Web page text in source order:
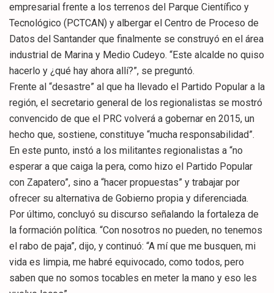
empresarial frente a los terrenos del Parque Científico y
Tecnológico (PCTCAN) y albergar el Centro de Proceso de
Datos del Santander que finalmente se construyó en el área
industrial de Marina y Medio Cudeyo. “Este alcalde no quiso
hacerlo y ¿qué hay ahora allí?”, se preguntó.
Frente al “desastre” al que ha llevado el Partido Popular a la
región, el secretario general de los regionalistas se mostró
convencido de que el PRC volverá a gobernar en 2015, un
hecho que, sostiene, constituye “mucha responsabilidad”.
En este punto, instó a los militantes regionalistas a “no
esperar a que caiga la pera, como hizo el Partido Popular
con Zapatero”, sino a “hacer propuestas” y trabajar por
ofrecer su alternativa de Gobierno propia y diferenciada.
Por último, concluyó su discurso señalando la fortaleza de
la formación política. “Con nosotros no pueden, no tenemos
el rabo de paja”, dijo, y continuó: “A mí que me busquen, mi
vida es limpia, me habré equivocado, como todos, pero
saben que no somos tocables en meter la mano y eso les